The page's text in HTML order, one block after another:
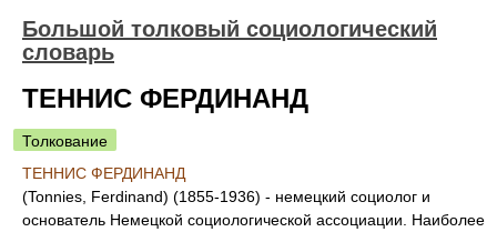
Большой толковый социологический
словарь
ТЕННИС ФЕРДИНАНД
Толкование
ТЕННИС ФЕРДИНАНД
(Tonnies, Ferdinand) (1855-1936) - немецкий социолог и
основатель Немецкой социологической ассоциации. Наиболее